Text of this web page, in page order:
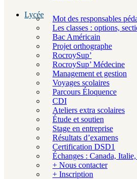
Lycée
Mot des responsables
Les classes : options,
Bac Américain
Projet orthographe
RocroySup’
RocroySup’ Médecine
Management et gestion
Voyages scolaires
Parcours Éloquence
CDI
Ateliers extra scolaires
Étude et soutien
Stage en entreprise
Résultats d’examens
Certification DSD1
Échanges : Canada,
+ Nous contacter
+ Inscription